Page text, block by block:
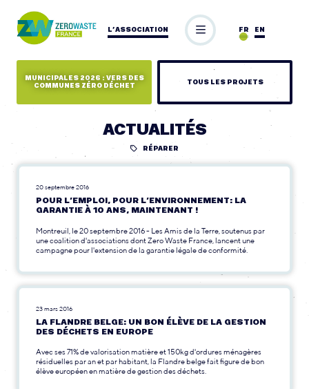
L’ASSOCIATION EN
FR
MUNICIPALES 2026 : VERS DES
COMMUNES ZÉRO DÉCHET
TOUS LES PROJETS
ACTUALITÉS
RÉPARER
20 septembre 2016
POUR L’EMPLOI, POUR L’ENVIRONNEMENT: LA
GARANTIE À 10 ANS, MAINTENANT !
Montreuil, le 20 septembre 2016 - Les Amis de la Terre, soutenus par
une coalition d'associations dont Zero Waste France, lancent une
campagne pour l'extension de la garantie légale de conformité.
23 mars 2016
LA FLANDRE BELGE: UN BON ÉLÈVE DE LA GESTION
DES DÉCHETS EN EUROPE
Avec ses 71% de valorisation matière et 150kg d'ordures ménagères
résiduelles par an et par habitant, la Flandre belge fait figure de bon
élève européen en matière de gestion des déchets.